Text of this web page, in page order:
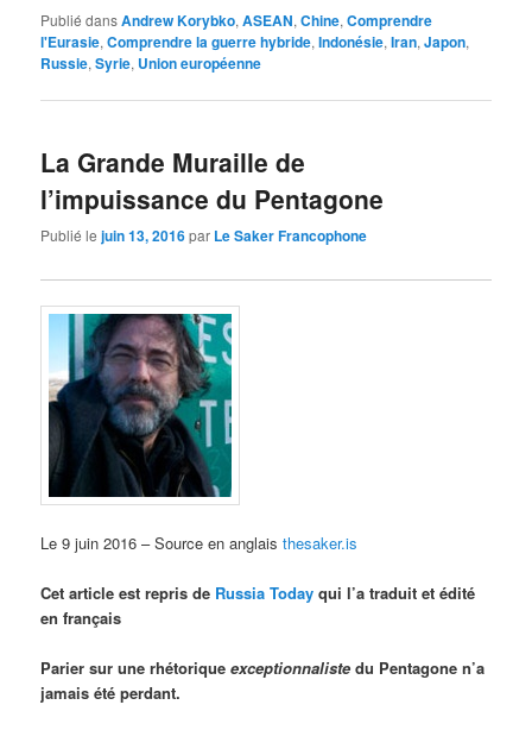
Publié dansAndrew Korybko,ASEAN,Chine,Comprendre
l'Eurasie,Comprendre la guerre hybride,Indonésie,Iran,Japon,
Russie,Syrie, Union européenne
La Grande Muraille de
l’impuissance du Pentagone
Publié lejuin 13, 2016par Le Saker Francophone
Le 9 juin 2016 – Source en anglaisthesaker.is
Cet article est repris de Russia Today qui l’a traduit et édité
en français
Parier sur une rhétoriqueexceptionnaliste du Pentagone n’a
jamais été perdant.